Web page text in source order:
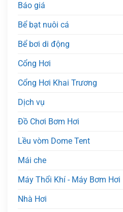
Báo giá
Bể bạt nuôi cá
Bể bơi di động
Cổng Hơi
Cổng Hơi Khai Trương
Dịch vụ
Đồ Chơi Bơm Hơi
Lều vòm Dome Tent
Mái che
Máy Thổi Khí - Máy Bơm Hơi
Nhà Hơi